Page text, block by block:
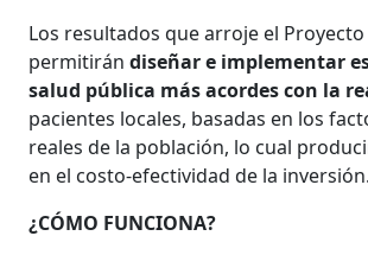
Los resultados que arroje el
permitirándiseñar e implementar
salud pública más acordes con la
pacientes locales, basadas en los
reales de la población, lo cual
en el costo-efectividad de la inversión.
¿CÓMO FUNCIONA?